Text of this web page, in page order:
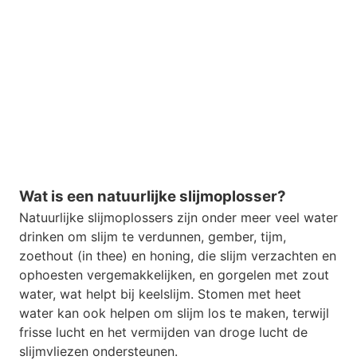
Wat is een natuurlijke slijmoplosser?
Natuurlijke slijmoplossers zijn onder meer veel water
drinken om slijm te verdunnen, gember, tijm,
zoethout (in thee) en honing, die slijm verzachten en
ophoesten vergemakkelijken, en gorgelen met zout
water, wat helpt bij keelslijm. Stomen met heet
water kan ook helpen om slijm los te maken, terwijl
frisse lucht en het vermijden van droge lucht de
slijmvliezen ondersteunen.